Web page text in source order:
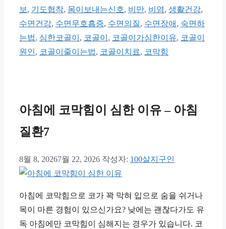
테
고
리
그
보 , 기도협착, 몸이보내는신호, 비만, 비염, 생활건강,
수면건강, 수면무호흡증, 수면의질, 수면장애 , 숙면하
는법, 심한코골이 , 코골이 , 코골이가심한이유, 코골이
원인, 코골이줄이는법, 코골이치료, 코막힘
아침에 코막힘이 심한 이유 – 아침
질환7
8월 8, 20267월 22, 2026 작성자: 100살지구인
아침에 코막힘으로 코가 꽉 막혀 입으로 숨을 쉬거나
목이 마른 경험이 있으신가요? 낮에는 괜찮다가도 유
독 아침에만 코막힘이 심해지는 경우가 있습니다. 코